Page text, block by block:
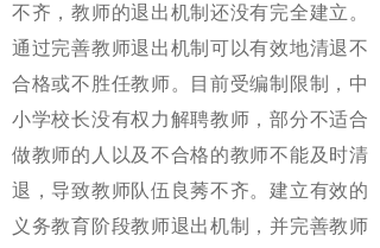
不齐，教师的退出机制还没有完全建立。
通过完善教师退出机制可以有效地清退不
合格或不胜任教师。目前受编制限制，中
小学校长没有权力解聘教师，部分不适合
做教师的人以及不合格的教师不能及时清
退，导致教师队伍良莠不齐。建立有效的
义务教育阶段教师退出机制，并完善教师